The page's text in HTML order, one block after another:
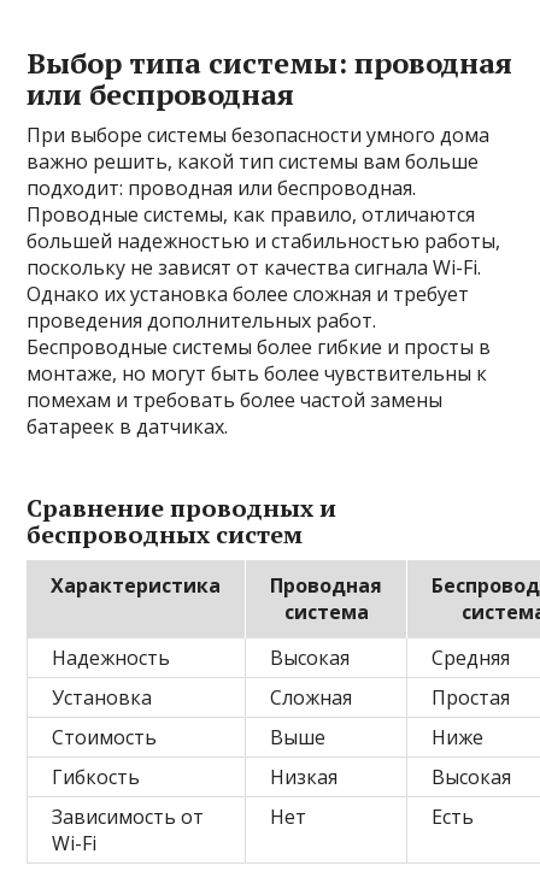
Выбор типа системы: проводная
или беспроводная
При выборе системы безопасности умного дома
важно решить, какой тип системы вам больше
подходит: проводная или беспроводная.
Проводные системы, как правило, отличаются
большей надежностью и стабильностью работы,
поскольку не зависят от качества сигнала Wi-Fi.
Однако их установка более сложная и требует
проведения дополнительных работ.
Беспроводные системы более гибкие и просты в
монтаже, но могут быть более чувствительны к
помехам и требовать более частой замены
батареек в датчиках.
Сравнение проводных и
беспроводных систем
Характеристика
Проводная
система
Надежность
Высокая
Средняя
Установка
Сложная
Простая
Стоимость
Выше
Ниже
Гибкость
Низкая
Высокая
Зависимость от
Wi-Fi
Нет Есть